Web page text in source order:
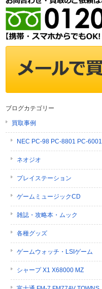
ブログカテゴリー
買取事例
NEC PC-98 PC-8801 PC-6001
ネオジオ
プレイステーション
ゲームミュージックCD
雑誌・攻略本・ムック
各種グッズ
ゲームウォッチ・LSIゲーム
シャープ X1 X68000 MZ